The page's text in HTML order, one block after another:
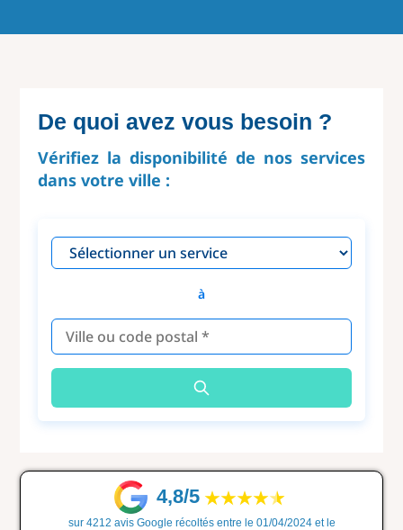
De quoi avez vous besoin ?
Vérifiez la disponibilité de nos services
dans votre ville :
à
4,8/5
sur 4212 avis Google récoltés entre le 01/04/2024 et le